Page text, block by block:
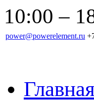
10:00 –
power@powerelement.ru
Главная